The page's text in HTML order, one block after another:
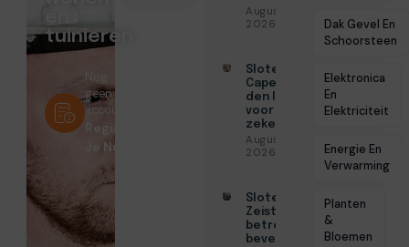
Augustus 7,
2026
Slotenmaker
Capelle aan
den IJssel
voor
zekerheid
Augustus 3,
2026
Slotenmaker
Zeist voor
betrouwbare
beveiliging
Dak Gevel En
Schoorsteen
Elektronica
En
Elektriciteit
Energie En
Verwarming
Planten
&
Bloemen
tuinieren
Nog
geen
account?
Registreer
Je Nu!